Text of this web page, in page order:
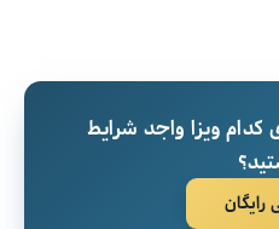
کدام ویزا واجد شرایط
رایگان